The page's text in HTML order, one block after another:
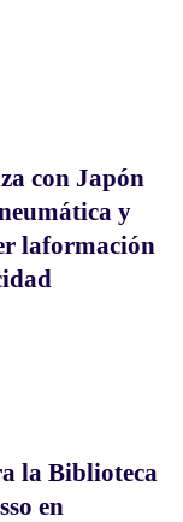
con Japón
y
laformación
la Biblioteca
en